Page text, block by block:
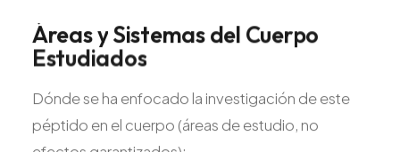
ÁreasySistemasdel Cuerpo
Estudiados
Dónde se ha enfocado la investigación de este
péptido en el cuerpo (áreas de estudio, no